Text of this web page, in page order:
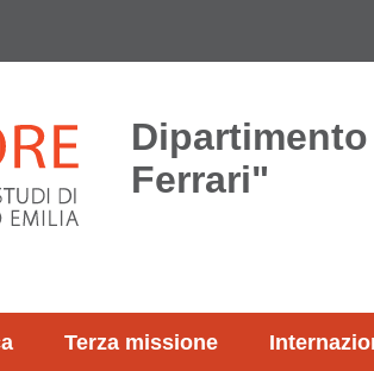
Ferrari"
Terza missione